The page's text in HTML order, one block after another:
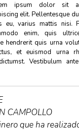
ipsum dolor sit
elit. Pellentesque
eu, varius mattis nisi.
enim, quis
hendrerit quis urna
et euismod urna
Vestibulum
CAMPOLLO
que ha